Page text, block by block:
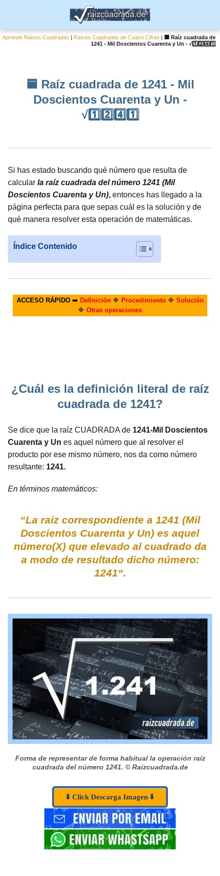
Aprende Raíces Cuadradas | Raíces Cuadradas de Cuatro Cifras |
🟦 Raíz cuadrada de
1241 - Mil Doscientos Cuarenta y Un - √1️⃣2️⃣4️⃣1️⃣
🟦 Raíz cuadrada de 1241 - Mil
Doscientos Cuarenta y Un -
√1️⃣2️⃣4️⃣1️⃣
Si has estado buscando qué número que resulta de
calcular la raíz cuadrada del número 1241 (Mil
Doscientos Cuarenta y Un), entonces has llegado a la
página perfecta para que sepas cuál es la solución y de
qué manera resolver esta operación de matemáticas.
Índice Contenido
ACCESO RÁPIDO➡️ Definición🔷 Procedimiento🔷 Solución
🔷 Otras operaciones
¿Cuál es la definición literal de raíz
cuadrada de 1241?
Se dice que la raíz CUADRADA de 1241-Mil Doscientos
Cuarenta y Un es aquel número que al resolver el
producto por ese mismo número, nos da como número
resultante: 1241.
En términos matemáticos:
“La raíz correspondiente a 1241 (Mil
Doscientos Cuarenta y Un) es aquel
número(X) que elevado al cuadrado da
a modo de resultado dicho número:
1241“.
Forma de representar de forma habitual la operación raíz
cuadrada del número 1241. © Raizcuadrada.de
⬇️ Click Descarga Imagen ⬇️